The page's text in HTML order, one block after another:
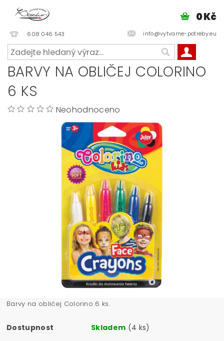
608 046 543 info@vytvarne-potreby.eu
0 Kč
BARVY NA OBLIČEJ COLORINO
6 KS
Neohodnoceno
Barvy na obličej Colorino 6 ks.
Dostupnost Skladem (4 ks)